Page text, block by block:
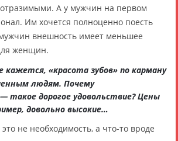
А у мужчин на первом
Им хочется полноценно поесть
внешность имеет меньшее
женщин.
кажется, «красота зубов» по карману
людям. Почему
такое дорогое удовольствие? Цены
довольно высокие…
не необходимость, а что-то вроде